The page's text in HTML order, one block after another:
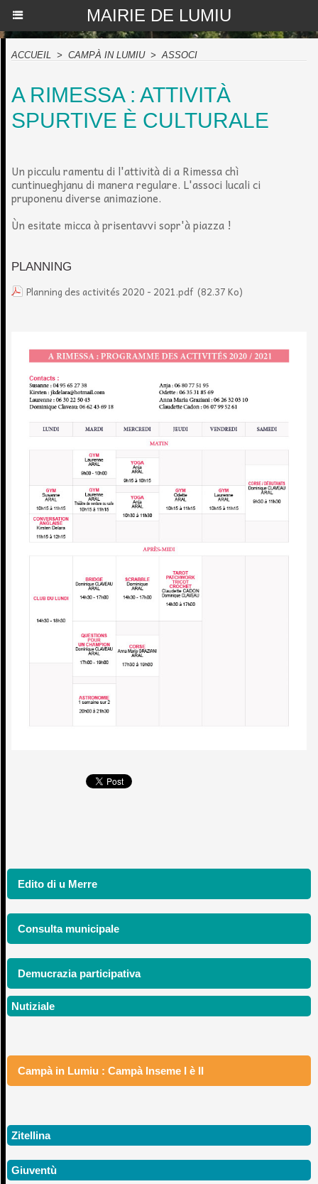
MAIRIE DE LUMIU
Edito di u Merre
Consulta municipale
Demucrazia participativa
Nutiziale
Campà in Lumiu : Campà Inseme I è II
Zitellina
Giuventù
ACCUEIL > CAMPÀ IN LUMIU > ASSOCI
A RIMESSA : ATTIVITÀ
SPURTIVE È CULTURALE
Un picculu ramentu di l'attività di a Rimessa chì
cuntinueghjanu di manera regulare. L'associ lucali ci
pruponenu diverse animazione.
Ùn esitate micca à prisentavvi sopr'à piazza !
PLANNING
Planning des activités 2020 - 2021.pdf (82.37 Ko)